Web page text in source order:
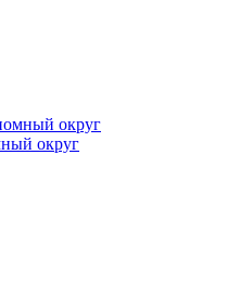
округ
округ